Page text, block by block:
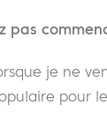
pas
je ne